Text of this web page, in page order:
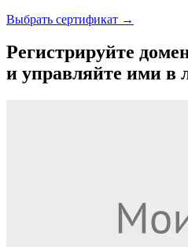
Выбрать сертификат →
Регистрируйте
и управляйте ими в